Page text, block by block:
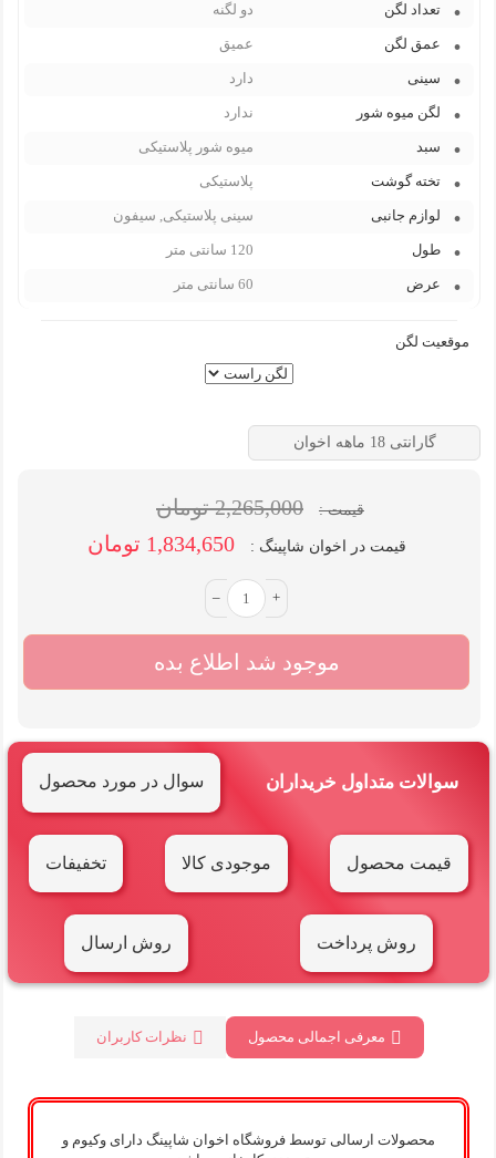
تعداد لگن دو لگنه
عمق لگن عمیق
سینی دارد
لگن میوه شور ندارد
سبد میوه شور پلاستیکی
تخته گوشت پلاستیکی
لوازم جانبی سینی پلاستیکی, سیفون
طول 120 سانتی متر
عرض 60 سانتی متر
موقعیت لگن
گارانتی 18 ماهه اخوان
قیمت : 2,265,000 تومان
قیمت در اخوان شاپینگ : 1,834,650 تومان
– +
موجود شد اطلاع بده
سوالات متداول خریداران سوال در مورد محصول
قیمت محصول موجودی کالا تخفیفات
روش پرداخت روش ارسال
معرفی اجمالی محصول نظرات کاربران
محصولات ارسالی توسط فروشگاه اخوان شاپینگ دارای وکیوم و